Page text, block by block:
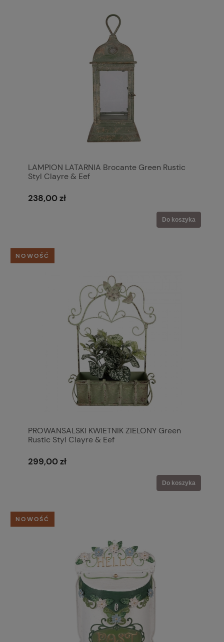
LAMPION LATARNIA Brocante Green Rustic
Styl Clayre & Eef
238,00 zł
Do koszyka
PROWANSALSKI KWIETNIK ZIELONY Green
Rustic Styl Clayre & Eef
299,00 zł
Do koszyka
NOWOŚĆ
NOWOŚĆ